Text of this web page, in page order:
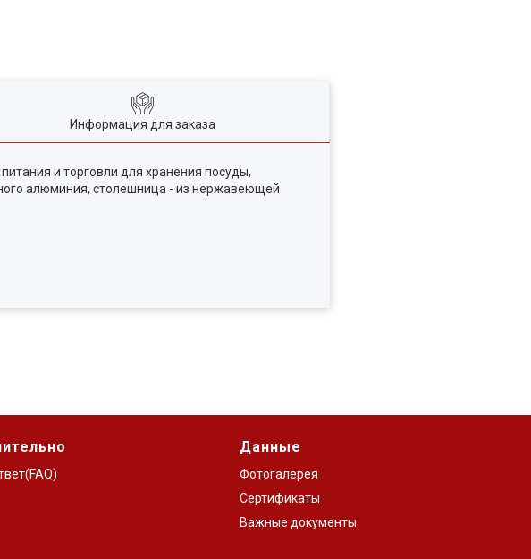
Информация для заказа
и торговли для хранения посуды,
алюминия, столешница - из нержавеющей
Данные
Фотогалерея
Сертификаты
Важные документы